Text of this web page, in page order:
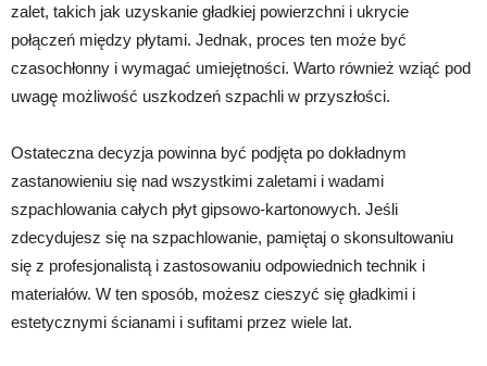
zalet, takich jak uzyskanie gładkiej powierzchni i ukrycie
połączeń między płytami. Jednak, proces ten może być
czasochłonny i wymagać umiejętności. Warto również wziąć pod
uwagę możliwość uszkodzeń szpachli w przyszłości.
Ostateczna decyzja powinna być podjęta po dokładnym
zastanowieniu się nad wszystkimi zaletami i wadami
szpachlowania całych płyt gipsowo-kartonowych. Jeśli
zdecydujesz się na szpachlowanie, pamiętaj o skonsultowaniu
się z profesjonalistą i zastosowaniu odpowiednich technik i
materiałów. W ten sposób, możesz cieszyć się gładkimi i
estetycznymi ścianami i sufitami przez wiele lat.